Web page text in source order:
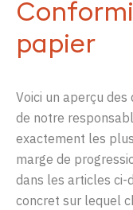
papier
Voici un aperçu
de notre
exactement les
marge de
dans les articles ci-
concret sur lequel